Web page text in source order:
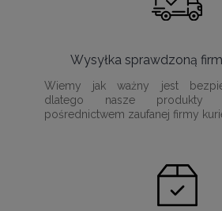
Wysyłka sprawdzoną
Wiemy jak ważny jest
dlatego nasze produkty
pośrednictwem zaufanej firmy